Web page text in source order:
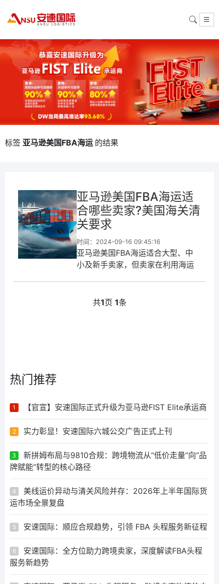
标签 亚马逊美国FBA海运 的结果
亚马逊美国FBA海运适
合哪些卖家?美国海关清
关要求
时间：2024-09-16 09:45:16
亚马逊美国FBA海运适合大型、中
小及新手卖家，但卖家在利用海运
关。通过合理的物流规划和专业的
共1页 1条
热门推荐
1 【官宣】安速国际正式升级为亚马逊FIST Elite承运商
2 实力彰显！安速国际六城公交广告正式上刊
3
新拼姆布局与9810合规：跨境物流从“低价走量”向“品
牌赋能”转型的核心路径
4
美线运价异动与清关风险并存：2026年上半年国际货
运市场全景复盘
5 安速国际：顺应合规趋势，引领 FBA 头程服务新征程
6
安速国际：全方位助力跨境卖家，深度解读FBA头程
服务新趋势